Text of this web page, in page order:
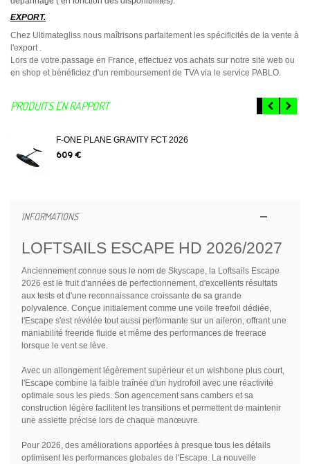
EXPORT.
Chez Ultimategliss nous maîtrisons parfaitement les spécificités de la vente à
l'export .
Lors de votre passage en France, effectuez vos achats sur notre site web ou
en shop et bénéficiez d'un remboursement de TVA via le service PABLO.
PRODUITS EN RAPPORT
F-ONE PLANE GRAVITY FCT 2026
609 €
INFORMATIONS
LOFTSAILS ESCAPE HD 2026/2027
Anciennement connue sous le nom de Skyscape, la Loftsails Escape
2026 est le fruit d'années de perfectionnement, d'excellents résultats
aux tests et d'une reconnaissance croissante de sa grande
polyvalence. Conçue initialement comme une voile freefoil dédiée,
l'Escape s'est révélée tout aussi performante sur un aileron, offrant une
maniabilité freeride fluide et même des performances de freerace
lorsque le vent se lève.
Avec un allongement légèrement supérieur et un wishbone plus court,
l'Escape combine la faible traînée d'un hydrofoil avec une réactivité
optimale sous les pieds. Son agencement sans cambers et sa
construction légère facilitent les transitions et permettent de maintenir
une assiette précise lors de chaque manœuvre.
Pour 2026, des améliorations apportées à presque tous les détails
optimisent les performances globales de l'Escape. La nouvelle